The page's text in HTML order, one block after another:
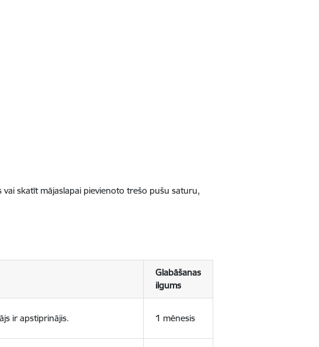
skatīt mājaslapai pievienoto trešo pušu saturu,
Glabāšanas
ilgums
ir apstiprinājis. 1 mēnesis